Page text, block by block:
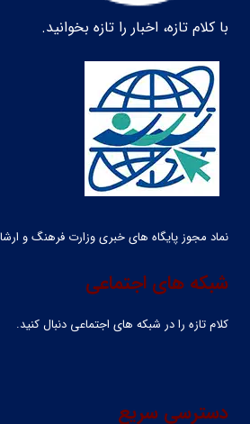
با کلام تازه، اخبار را تازه بخوانید.
نماد مجوز پایگاه های خبری وزارت فرهنگ و
شبکه های اجتماعی
کلام تازه را در شبکه ‌های اجتماعی دنبال کنید.
دسترسی سریع